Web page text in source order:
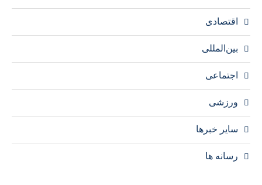
اقتصادی
بین‌المللی
اجتماعی
ورزشی
سایر خبرها
رسانه ها